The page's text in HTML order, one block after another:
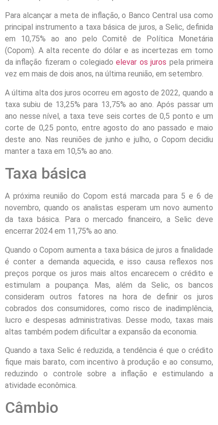
Para alcançar a meta de inflação, o Banco Central usa como
principal instrumento a taxa básica de juros, a Selic, definida
em 10,75% ao ano pelo Comitê de Política Monetária
(Copom). A alta recente do dólar e as incertezas em torno
da inflação fizeram o colegiadoelevar os juros pela primeira
vez em mais de dois anos, na última reunião, em setembro.
A última alta dos juros ocorreu em agosto de 2022, quando a
taxa subiu de 13,25% para 13,75% ao ano. Após passar um
ano nesse nível, a taxa teve seis cortes de 0,5 ponto e um
corte de 0,25 ponto, entre agosto do ano passado e maio
deste ano. Nas reuniões de junho e julho, o Copom decidiu
manter a taxa em 10,5% ao ano.
Taxa básica
A próxima reunião do Copom está marcada para 5 e 6 de
novembro, quando os analistas esperam um novo aumento
da taxa básica. Para o mercado financeiro, a Selic deve
encerrar 2024 em 11,75% ao ano.
Quando o Copom aumenta a taxa básica de juros a finalidade
é conter a demanda aquecida, e isso causa reflexos nos
preços porque os juros mais altos encarecem o crédito e
estimulam a poupança. Mas, além da Selic, os bancos
consideram outros fatores na hora de definir os juros
cobrados dos consumidores, como risco de inadimplência,
lucro e despesas administrativas. Desse modo, taxas mais
altas também podem dificultar a expansão da economia.
Quando a taxa Selic é reduzida, a tendência é que o crédito
fique mais barato, com incentivo à produção e ao consumo,
reduzindo o controle sobre a inflação e estimulando a
atividade econômica.
Câmbio